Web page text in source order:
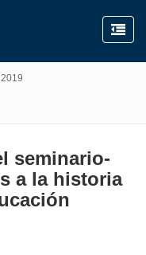
seminario-
a la historia